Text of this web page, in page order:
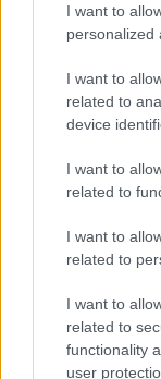
I want to
personalized
I want to
related to
device
I want to
related to
I want to
related to
I want to
related to
functionality
user